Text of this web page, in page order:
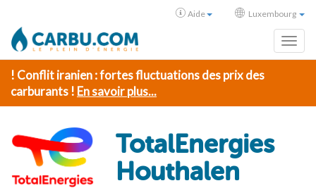
Aide Luxembourg
! Conflit iranien : fortes fluctuations des prix des
carburants ! En savoir plus...
TotalEnergies
Houthalen